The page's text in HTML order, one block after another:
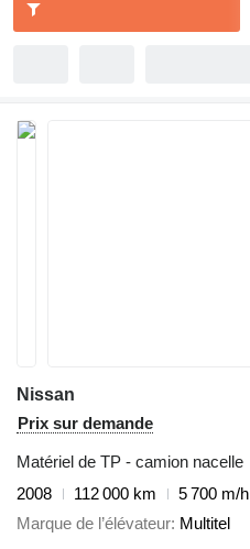
Nissan
Prix sur demande
Matériel de TP - camion nacelle
2008
112 000 km
5 700 m/h
Marque de l’élévateur Multitel